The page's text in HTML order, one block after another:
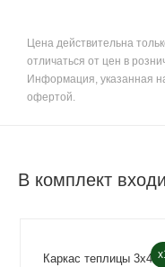
Цена действительна
отличаться от цен в
Информация, указанная
офертой.
В комплект
Каркас теплицы 3х4